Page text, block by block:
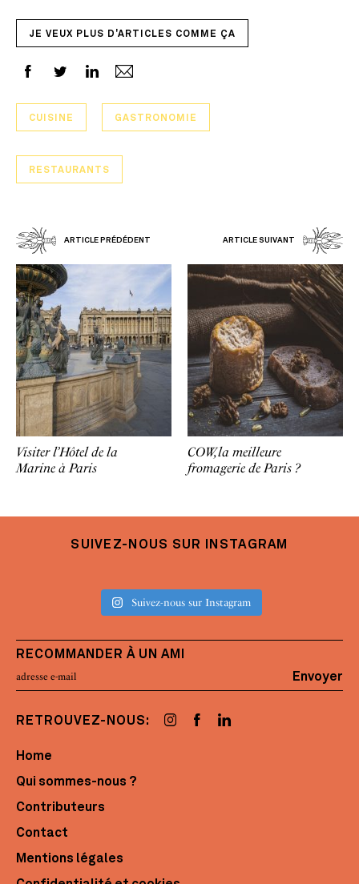
JE VEUX PLUS D'ARTICLES COMME ÇA
CUISINE GASTRONOMIE
RESTAURANTS
ARTICLE PRÉDÉDENT ARTICLE SUIVANT
Visiter l’Hôtel de la
Marine à Paris
COW, la meilleure
fromagerie de Paris ?
SUIVEZ-NOUS SUR INSTAGRAM
Suivez-nous sur Instagram
RECOMMANDER À UN AMI
Envoyer
RETROUVEZ-NOUS:
Home
Qui sommes-nous ?
Contributeurs
Contact
Mentions légales